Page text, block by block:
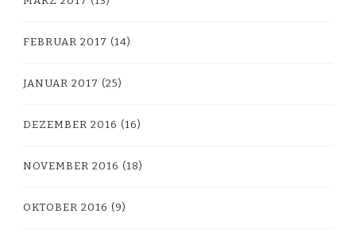
FEBRUAR 2017 (14)
JANUAR 2017 (25)
DEZEMBER 2016 (16)
NOVEMBER 2016 (18)
OKTOBER 2016 (9)